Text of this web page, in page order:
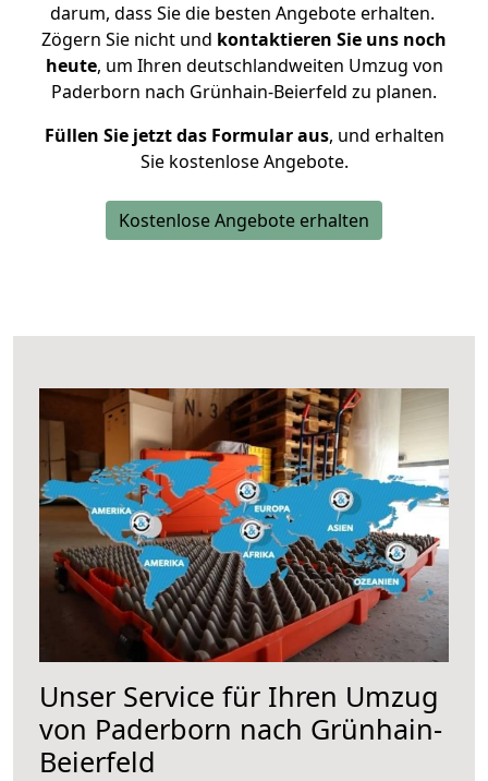
darum, dass Sie die besten Angebote erhalten.
Zögern Sie nicht und kontaktieren Sie uns noch
heute, um Ihren deutschlandweiten Umzug von
Paderborn nach Grünhain-Beierfeld zu planen.
Füllen Sie jetzt das Formular aus, und erhalten
Sie kostenlose Angebote.
Kostenlose Angebote erhalten
Unser Service für Ihren Umzug
von Paderborn nach Grünhain-
Beierfeld